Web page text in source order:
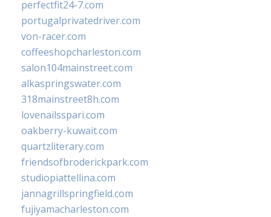
perfectfit24-7.com
portugalprivatedriver.com
von-racer.com
coffeeshopcharleston.com
salon104mainstreet.com
alkaspringswater.com
318mainstreet8h.com
lovenailsspari.com
oakberry-kuwait.com
quartzliterary.com
friendsofbroderickpark.com
studiopiattellina.com
jannagrillspringfield.com
fujiyamacharleston.com